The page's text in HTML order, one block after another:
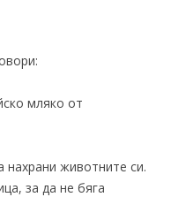
мляко от
нахрани животните си.
за да не бяга